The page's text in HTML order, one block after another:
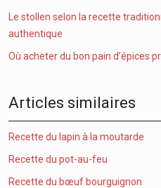
Le stollen selon la recette
authentique
Où acheter du bon pain d’épices
Articles similaires
Recette du lapin à la moutarde
Recette du pot-au-feu
Recette du bœuf bourguignon